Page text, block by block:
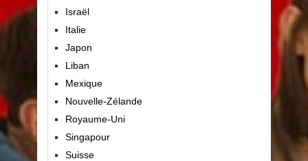
Israël
Italie
Japon
Liban
Mexique
Nouvelle-Zélande
Royaume-Uni
Singapour
Suisse